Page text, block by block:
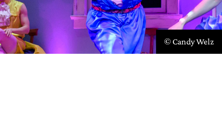
© Candy Welz